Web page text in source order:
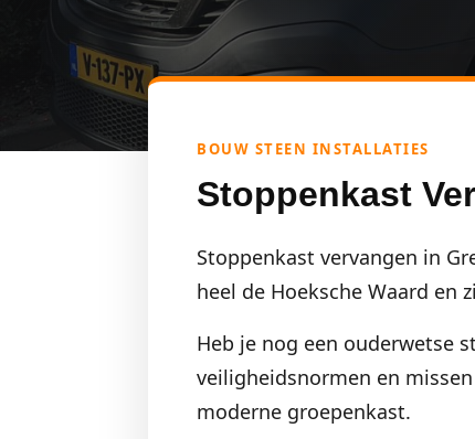
BOUW STEEN INSTALLATIES
Stoppenkast
Stoppenkast vervangen in
heel de Hoeksche Waard en
Heb je nog een ouderwetse
veiligheidsnormen en
moderne groepenkast.